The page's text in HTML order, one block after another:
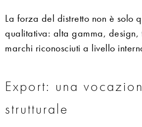
La forza del distretto non è solo
qualitativa: alta gamma, design,
marchi riconosciuti a livello
Export: una
strutturale